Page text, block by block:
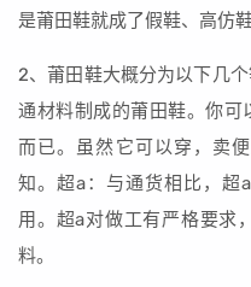
是莆田鞋就成了假鞋、高仿
2、莆田鞋大概分为以下几
通材料制成的莆田鞋。你
而已。虽然它可以穿，卖
知。超a：与通货相比，超
用。超a对做工有严格要求
料。